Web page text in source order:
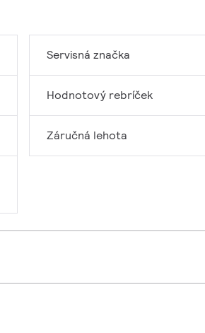
Servisná značka
Hodnotový rebríček
Záručná lehota